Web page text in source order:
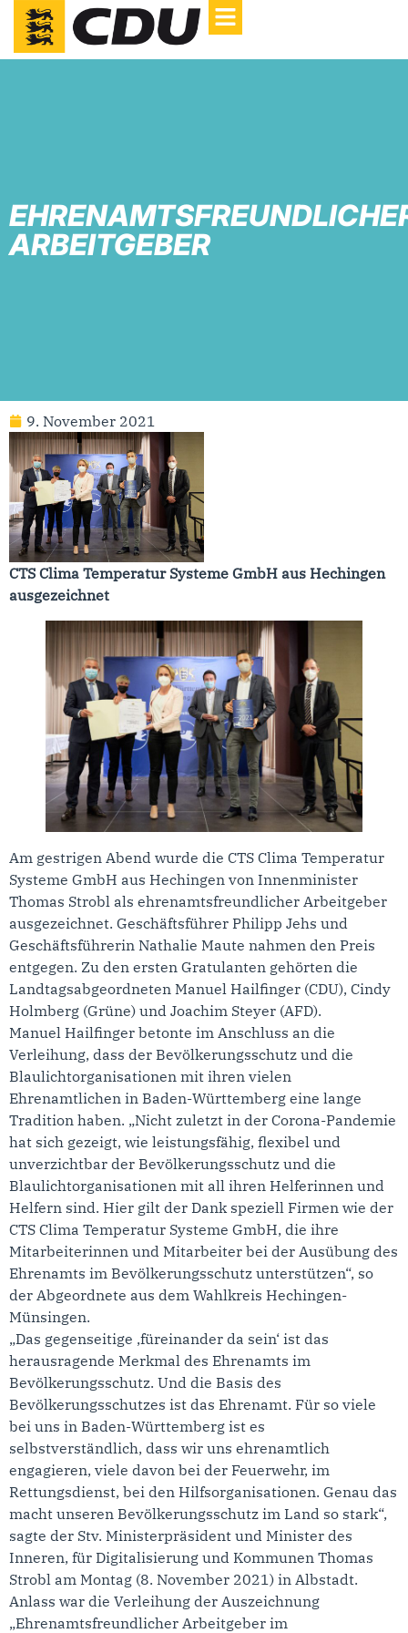
ARBEITGEBER
9. November 2021
CTS Clima Temperatur Systeme GmbH aus Hechingen
ausgezeichnet
Am gestrigen Abend wurde die CTS Clima Temperatur
Systeme GmbH aus Hechingen von Innenminister
Thomas Strobl als ehrenamtsfreundlicher Arbeitgeber
ausgezeichnet. Geschäftsführer Philipp Jehs und
Geschäftsführerin Nathalie Maute nahmen den Preis
entgegen. Zu den ersten Gratulanten gehörten die
Landtagsabgeordneten Manuel Hailfinger (CDU), Cindy
Holmberg (Grüne) und Joachim Steyer (AFD).
Manuel Hailfinger betonte im Anschluss an die
Verleihung, dass der Bevölkerungsschutz und die
Blaulichtorganisationen mit ihren vielen
Ehrenamtlichen in Baden-Württemberg eine lange
Tradition haben. „Nicht zuletzt in der Corona-Pandemie
hat sich gezeigt, wie leistungsfähig, flexibel und
unverzichtbar der Bevölkerungsschutz und die
Blaulichtorganisationen mit all ihren Helferinnen und
Helfern sind. Hier gilt der Dank speziell Firmen wie der
CTS Clima Temperatur Systeme GmbH, die ihre
Mitarbeiterinnen und Mitarbeiter bei der Ausübung des
Ehrenamts im Bevölkerungsschutz unterstützen“, so
der Abgeordnete aus dem Wahlkreis Hechingen-
Münsingen.
„Das gegenseitige ‚füreinander da sein‘ ist das
herausragende Merkmal des Ehrenamts im
Bevölkerungsschutz. Und die Basis des
Bevölkerungsschutzes ist das Ehrenamt. Für so viele
bei uns in Baden-Württemberg ist es
selbstverständlich, dass wir uns ehrenamtlich
engagieren, viele davon bei der Feuerwehr, im
Rettungsdienst, bei den Hilfsorganisationen. Genau das
macht unseren Bevölkerungsschutz im Land so stark“,
sagte der Stv. Ministerpräsident und Minister des
Inneren, für Digitalisierung und Kommunen Thomas
Strobl am Montag (8. November 2021) in Albstadt.
Anlass war die Verleihung der Auszeichnung
„Ehrenamtsfreundlicher Arbeitgeber im